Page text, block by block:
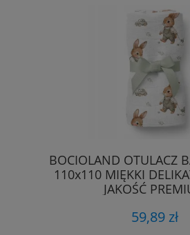
BOCIOLAND OTULACZ
110x110 MIĘKKI
JAKOŚĆ
59,89 zł